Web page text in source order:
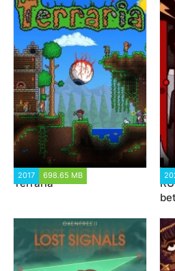
2017 698.65 MB
Terraria